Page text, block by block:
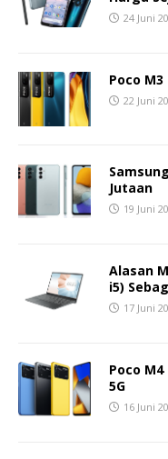
24 Juni
Poco
22 Juni
Jutaan
19 Juni
Alasan
i5)
17 Juni
Poco
5G
16 Juni